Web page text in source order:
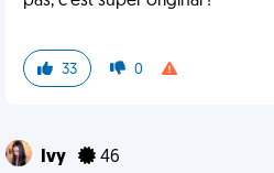
33 0
Ivy 46